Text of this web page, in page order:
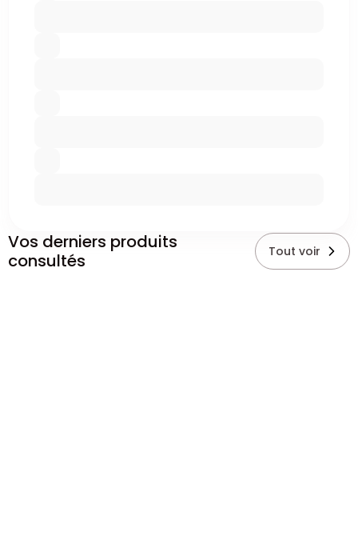
Vos derniers produits
consultés
Tout voir